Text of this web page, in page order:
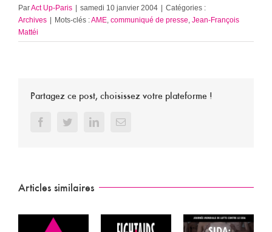
ParAct Up-Paris | samedi 10 janvier 2004 | Catégories :
Archives | Mots-clés :AME communiqué de presse Jean-François
Mattéi
Partagez ce post, choisissez votre plateforme !
FacebookTwitterLinkedInEmail
Articles similaires